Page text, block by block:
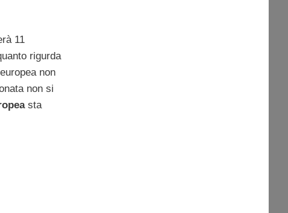
11
rigurda
non
non si
sta